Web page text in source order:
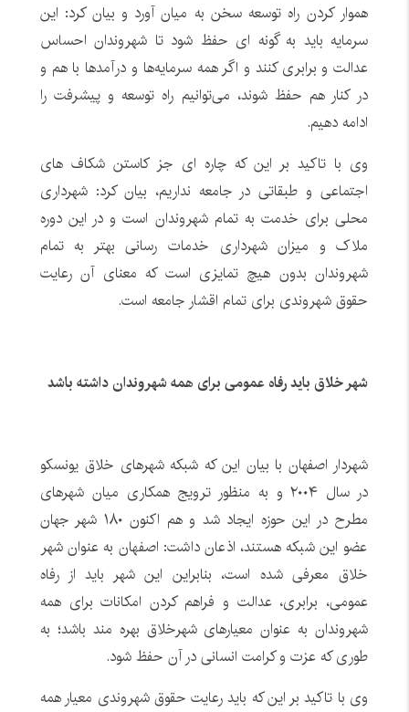
هموار کردن راه توسعه سخن به میان آورد و بیان کرد: این
سرمایه باید به گونه ای حفظ شود تا شهروندان احساس
عدالت و برابری کنند و اگر همه سرمایه‌ها و درآمدها با هم و
در کنار هم حفظ شوند، می‌توانیم راه توسعه و پیشرفت را
ادامه دهیم.
وی با تاکید بر این که چاره ای جز کاستن شکاف های
اجتماعی و طبقاتی در جامعه نداریم، بیان کرد: شهرداری
محلی برای خدمت به تمام شهروندان است و در این دوره
ملاک و میزان شهرداری خدمات رسانی بهتر به تمام
شهروندان بدون هیچ تمایزی است که معنای آن رعایت
حقوق شهروندی برای تمام اقشار جامعه است.
شهر خلاق باید رفاه عمومی برای همه شهروندان داشته باشد
شهردار اصفهان با بیان این که شبکه شهرهای خلاق یونسکو
در سال ۲۰۰۴ و به منظور ترویج همکاری میان شهرهای
مطرح در این حوزه ایجاد شد و هم اکنون ۱۸۰ شهر جهان
عضو این شبکه هستند، اذعان داشت: اصفهان به عنوان شهر
خلاق معرفی شده است، بنابراین این شهر باید از رفاه
عمومی، برابری، عدالت و فراهم کردن امکانات برای همه
شهروندان به عنوان معیارهای شهرخلاق بهره مند باشد‌؛ به
طوری که عزت و کرامت انسانی در آن حفظ شود.
وی با تاکید بر این که باید رعایت حقوق شهروندی معیار همه